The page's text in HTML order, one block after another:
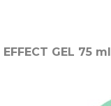
GEL 75 ml